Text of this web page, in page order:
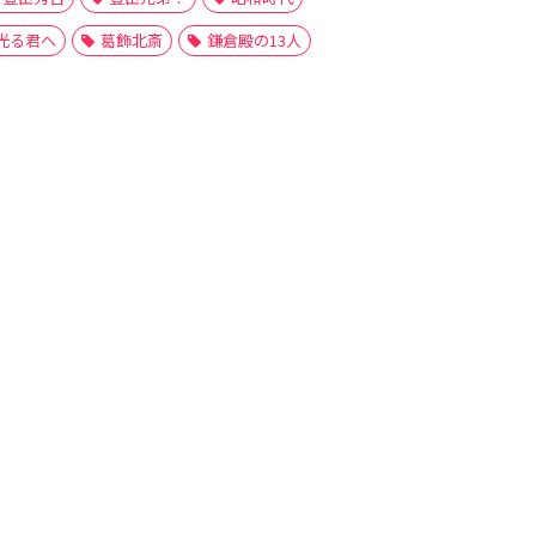
る君へ
葛飾北斎 鎌倉殿の13人